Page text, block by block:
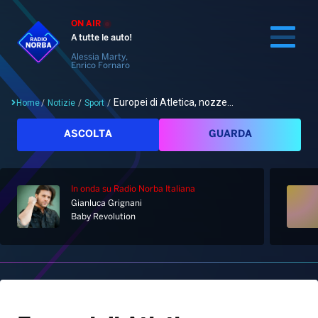
ON AIR
A tutte le auto!
Alessia Marty,
Enrico Fornaro
Cerca
Home
Palinsesto
Notizie
Home/ Notizie / Sport / Europei di Atletica, nozze...
ASCOLTA GUARDA
In onda su Radio Norba Italiana
Gianluca Grignani
Baby Revolution